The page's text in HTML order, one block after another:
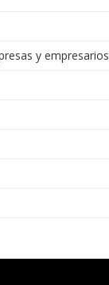
y empresarios